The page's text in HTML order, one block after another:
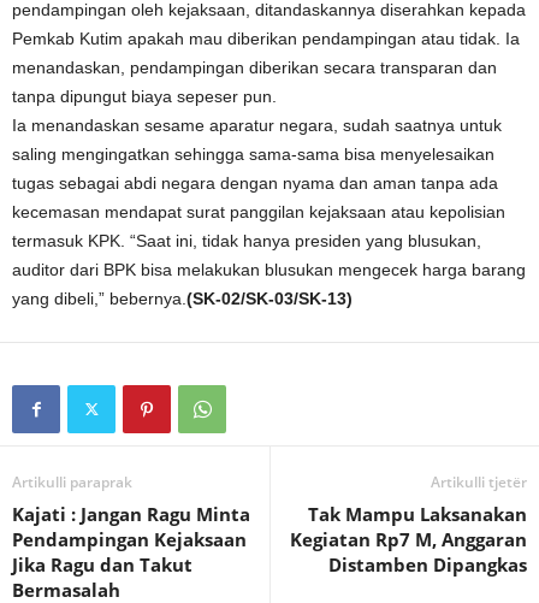
pendampingan oleh kejaksaan, ditandaskannya diserahkan kepada
Pemkab Kutim apakah mau diberikan pendampingan atau tidak. Ia
menandaskan, pendampingan diberikan secara transparan dan
tanpa dipungut biaya sepeser pun.
Ia menandaskan sesame aparatur negara, sudah saatnya untuk
saling mengingatkan sehingga sama-sama bisa menyelesaikan
tugas sebagai abdi negara dengan nyama dan aman tanpa ada
kecemasan mendapat surat panggilan kejaksaan atau kepolisian
termasuk KPK. “Saat ini, tidak hanya presiden yang blusukan,
auditor dari BPK bisa melakukan blusukan mengecek harga barang
yang dibeli,” bebernya. (SK-02/SK-03/SK-13)
Artikulli paraprak
Kajati : Jangan Ragu Minta
Pendampingan Kejaksaan
Jika Ragu dan Takut
Bermasalah
Artikulli tjetër
Tak Mampu Laksanakan
Kegiatan Rp7 M, Anggaran
Distamben Dipangkas